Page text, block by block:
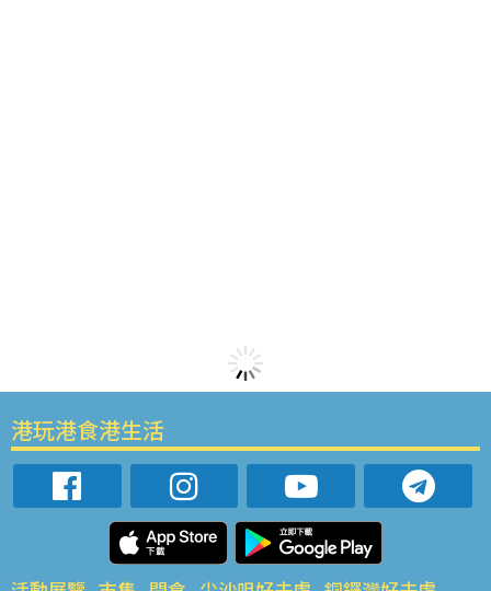
港玩港食港生活